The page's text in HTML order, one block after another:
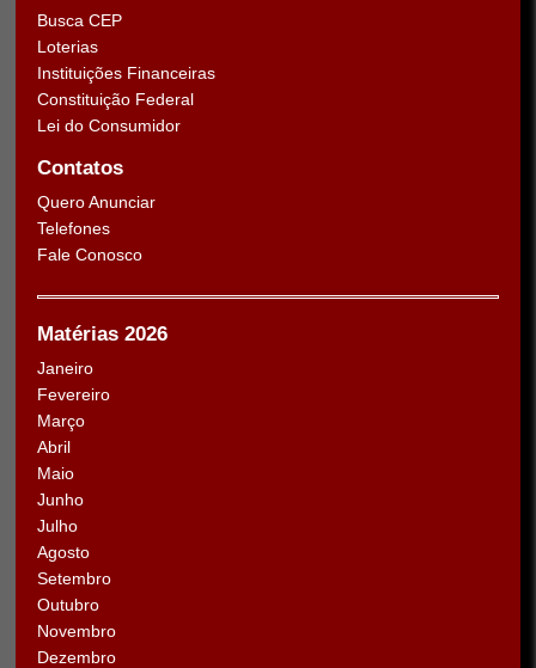
Busca CEP
Loterias
Instituições Financeiras
Constituição Federal
Lei do Consumidor
Contatos
Quero Anunciar
Telefones
Fale Conosco
Matérias 2026
Janeiro
Fevereiro
Março
Abril
Maio
Junho
Julho
Agosto
Setembro
Outubro
Novembro
Dezembro